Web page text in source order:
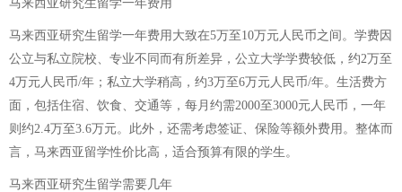
马来西亚研究生留学一年费用
马来西亚研究生留学一年费用大致在5万至10万元人民币之间。学费因
公立与私立院校、专业不同而有所差异，公立大学学费较低，约2万至
4万元人民币/年；私立大学稍高，约3万至6万元人民币/年。生活费方
面，包括住宿、饮食、交通等，每月约需2000至3000元人民币，一年
则约2.4万至3.6万元。此外，还需考虑签证、保险等额外费用。整体而
言，马来西亚留学性价比高，适合预算有限的学生。
马来西亚研究生留学需要几年